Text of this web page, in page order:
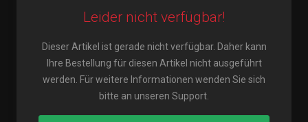
Leider nicht verfügbar!
Dieser Artikel ist gerade nicht verfügbar. Daher kann
Ihre Bestellung für diesen Artikel nicht ausgeführt
werden. Für weitere Informationen wenden Sie sich
bitte an unseren Support.